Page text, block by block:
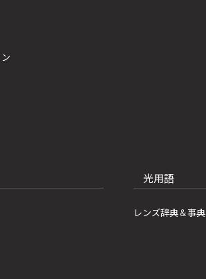
光用語
レンズ辞典＆事典